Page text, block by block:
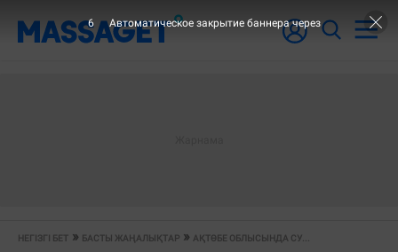
НЕГІЗГІ БЕТ БАСТЫ ЖАҢАЛЫҚТАР АҚТӨБЕ ОБЛЫСЫНДА СУ...
6 Автоматическое закрытие баннера через